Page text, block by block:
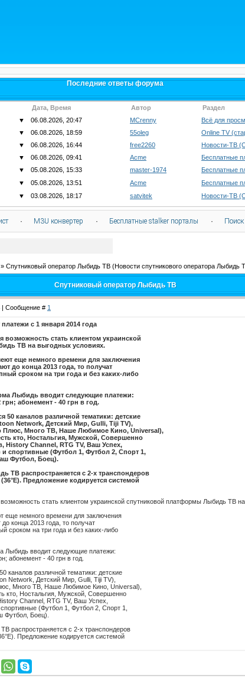
Последние ответы форума
Дата, Время Автор Раздел
▼ 06.08.2026, 20:47 MCrenny Всё для
▼ 06.08.2026, 18:59 55oleg Online TV
▼ 06.08.2026, 16:44 free2260 Новости-ТВ
▼ 06.08.2026, 09:41 Acme Бесплатные
▼ 05.08.2026, 15:33 master-1974 Бесплатные
▼ 05.08.2026, 13:51 Acme Бесплатные
▼ 03.08.2026, 18:17 satvitek Новости-ТВ
· M3U конвертер · Бесплатные stalker порталы · Поиск
» Спутниковый оператор Лыбидь ТВ (Новости спутникового оператора Лыбидь
Спутниковый оператор Лыбидь ТВ
| Сообщение # 1
с 1 января 2014 года
возможность стать клиентом украинской
ТВ на выгодных условиях.
еще немного времени для заключения
до конца 2013 года, то получат
сроком на три года и без каких-либо
Лыбидь вводит следующие платежи:
грн; абонемент - 40 грн в год.
50 каналов различной тематики: детские
Network, Детский Мир, Gulli, Tiji TV),
Много ТВ, Наше Любимое Кино, Universal),
кто, Ностальгия, Мужской, Совершенно
History Channel, RTG TV, Ваш Успех,
спортивные (Футбол 1, Футбол 2, Спорт 1,
Футбол, Боец).
ТВ распространяется с 2-х транспондеров
Предложение кодируется системой
стать клиентом украинской спутниковой платформы Лыбидь ТВ
еще немного времени для заключения
конца 2013 года, то получат
сроком на три года и без каких-либо
Лыбидь вводит следующие платежи:
абонемент - 40 грн в год.
каналов различной тематики: детские
Network, Детский Мир, Gulli, Tiji TV),
Много ТВ, Наше Любимое Кино, Universal),
кто, Ностальгия, Мужской, Совершенно
Channel, RTG TV, Ваш Успех,
(Футбол 1, Футбол 2, Спорт 1,
Боец).
распространяется с 2-х транспондеров
Предложение кодируется системой